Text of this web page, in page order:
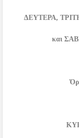
ΔΕΥΤΕΡΑ,
και